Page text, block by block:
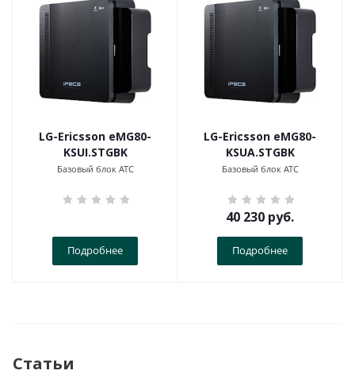
LG-Ericsson eMG80-
KSUI.STGBK
Базовый блок АТС
Подробнее
LG-Ericsson eMG80-
KSUA.STGBK
Базовый блок АТС
40 230 руб.
Подробнее
Статьи